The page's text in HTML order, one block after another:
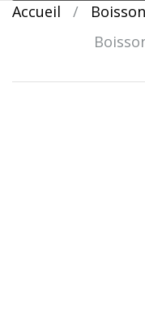
content
Accueil /